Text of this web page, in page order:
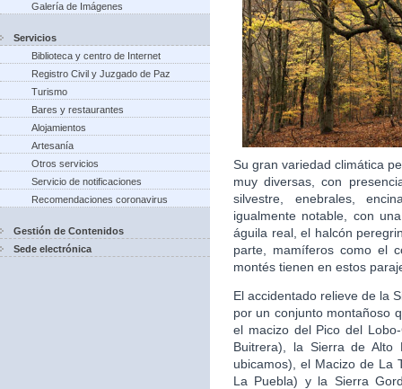
Galería de Imágenes
Servicios
Biblioteca y centro de Internet
Registro Civil y Juzgado de Paz
Turismo
Bares y restaurantes
Alojamientos
Artesanía
Otros servicios
Servicio de notificaciones
Recomendaciones coronavirus
Gestión de Contenidos
Sede electrónica
Su gran variedad climática
muy diversas, con
silvestre, enebrales,
igualmente notable, con
águila real, el halcón
parte, mamíferos como el
montés tienen en estos
El accidentado relieve de la
por un conjunto montañoso
el macizo del Pico del
Buitrera), la Sierra de
ubicamos), el Macizo de La
La Puebla) y la Sierra